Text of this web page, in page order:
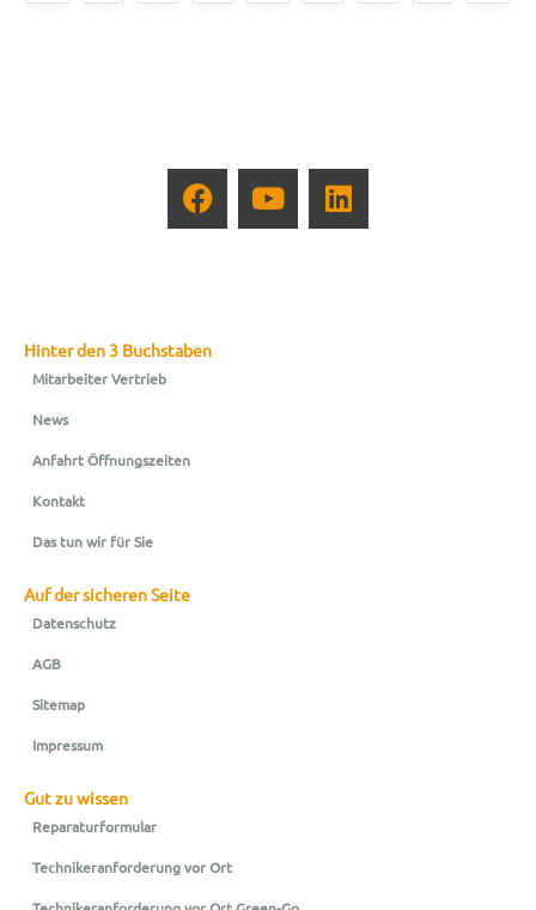
Hinter den 3 Buchstaben
Mitarbeiter Vertrieb
News
Anfahrt Öffnungszeiten
Kontakt
Das tun wir für Sie
Auf der sicheren Seite
Datenschutz
AGB
Sitemap
Impressum
Gut zu wissen
Reparaturformular
Technikeranforderung vor Ort